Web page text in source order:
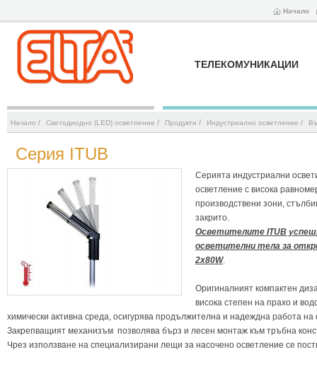
Начало
ТЕЛЕКОМУНИКАЦИИ
Начало / Светодиодно (LED) осветление / Продукти / Индустриално осветление /
Серия ITUB
Серията индустриални
осветление с висока
производствени зони,
закрито.
Осветителите IТUB
осветителни тела за
2х80W.
Оригиналният компактен
висока степен на прахо и
химически активна среда, осигурява продължителна и надеждна работа на
Закрепващият механизъм позволява бърз и лесен монтаж към тръбна
Чрез използване на специализирани лещи за насочено осветление се